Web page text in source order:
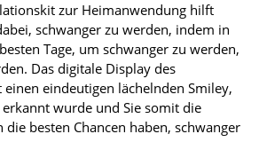
zur Heimanwendung hilft
schwanger zu werden, indem in
Tage, um schwanger zu werden,
Das digitale Display des
eindeutigen lächelnden Smiley,
wurde und Sie somit die
die besten Chancen haben, schwanger